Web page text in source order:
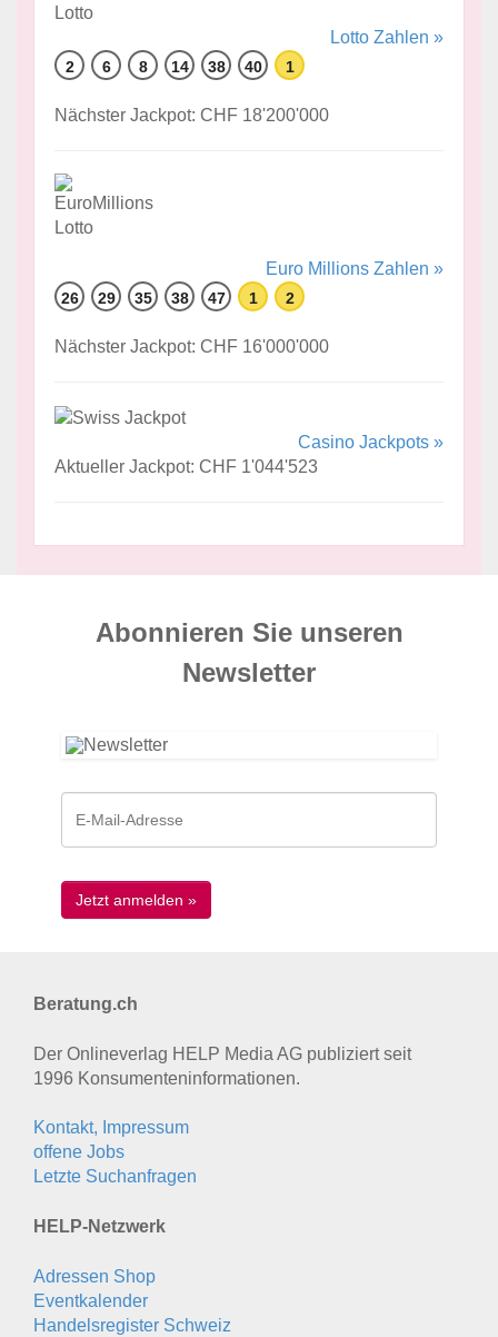
Lotto Zahlen »
2 6 8 14 38 40 1
Nächster Jackpot: CHF 18'200'000
Euro Millions Zahlen »
26 29 35 38 47 1 2
Nächster Jackpot: CHF 16'000'000
Casino Jackpots »
Aktueller Jackpot: CHF 1'044'523
Abonnieren Sie unseren
News­letter
Beratung.ch
Der Onlineverlag HELP Media AG publiziert seit
1996 Konsumenten­informationen.
Kontakt, Impressum
offene Jobs
Letzte Suchanfragen
HELP-Netzwerk
Adressen Shop
Eventkalender
Handelsregister Schweiz